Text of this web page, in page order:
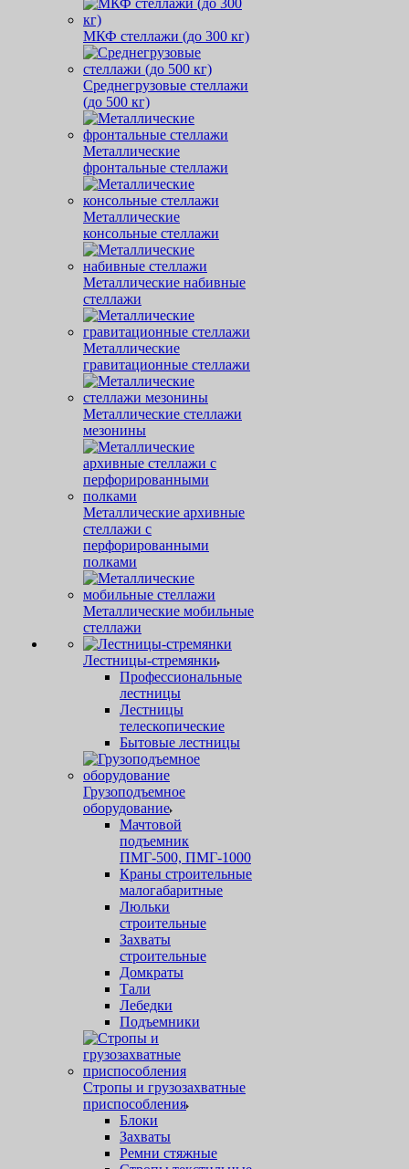
МКФ стеллажи (до 300 кг)
Среднегрузовые стеллажи
(до 500 кг)
Металлические
фронтальные стеллажи
Металлические
консольные стеллажи
Металлические набивные
стеллажи
Металлические
гравитационные стеллажи
Металлические стеллажи
мезонины
Металлические архивные
стеллажи с
перфорированными
полками
Металлические мобильные
стеллажи
Лестницы-стремянки
Профессиональные
лестницы
Лестницы
телескопические
Бытовые лестницы
Грузоподъемное
оборудование
Мачтовой
подъемник
ПМГ-500, ПМГ-1000
Краны строительные
малогабаритные
Люльки
строительные
Захваты
строительные
Домкраты
Тали
Лебедки
Подъемники
Стропы и грузозахватные
приспособления
Блоки
Захваты
Ремни стяжные